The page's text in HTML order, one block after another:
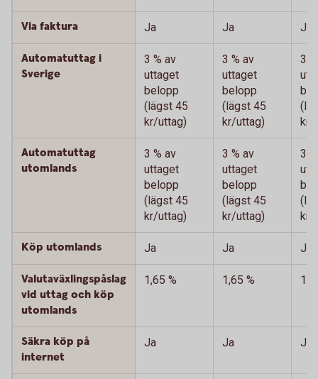
Via faktura Ja Ja Ja
Automatuttag i
Sverige
3 % av
uttaget
belopp
(lägst 45
kr/uttag)
3 % av
uttaget
belopp
(lägst 45
kr/uttag)
3
kr/
Automatuttag
utomlands
3 % av
uttaget
belopp
(lägst 45
kr/uttag)
3 % av
uttaget
belopp
(lägst 45
kr/uttag)
3
kr/
Köp utomlands Ja Ja Ja
Valutaväxlingspåslag
vid uttag och köp
utomlands
1,65 % 1,65 %
Säkra köp på
internet
Ja Ja Ja